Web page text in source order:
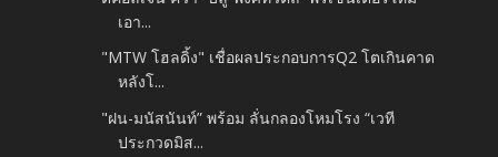
เอา...
"MTW โฮลดิ้ง" เชื่อผลประกอบการQ2 โตเกินคาด
หลังโ...
"ฝน-มนัสนันท์” พร้อม ลั่นกลองโหมโรง “เวที
ประกวดมิส...